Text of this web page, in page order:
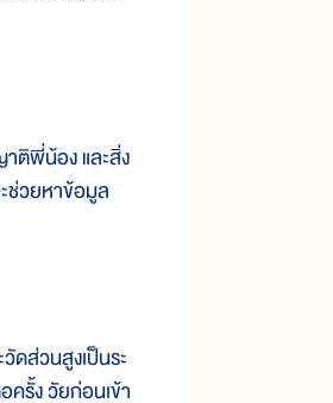
ติพี่น้อง และสิ่ง
ช่วยหาข้อมูล
ส่วนสูงเป็นระ
รั้ง วัยก่อนเข้า